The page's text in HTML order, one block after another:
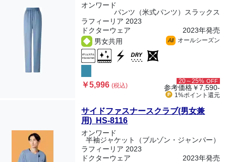
オンワード
パンツ（米式パンツ）スラックス
ラフィーリア 2023
ドクターウェア
2023年発売
男女共用
All オールシーズン
￥5,996(税込)
20～25% OFF
参考価格￥7,590-
1%ポイント 還元
サイドファスナースクラブ(男女兼
用) HS-8116
オンワード
半袖ジャケット（ブルゾン・ジャンパー）
ラフィーリア 2023
ドクターウェア
2023年発売